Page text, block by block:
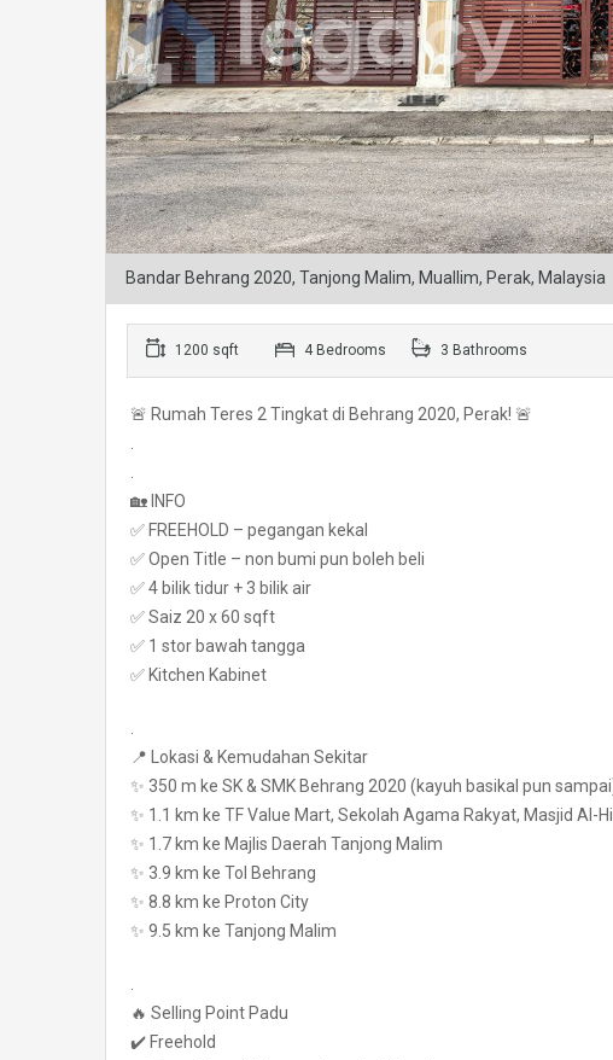
Bandar Behrang 2020, Tanjong Malim, Muallim, Perak, Malaysia
1200 sqft 4 Bedrooms 3 Bathrooms
🚨 Rumah Teres 2 Tingkat di Behrang 2020, Perak! 🚨
🏡 INFO
✅ FREEHOLD – pegangan kekal
✅ Open Title – non bumi pun boleh beli
✅ 4 bilik tidur + 3 bilik air
✅ Saiz 20 x 60 sqft
✅ 1 stor bawah tangga
✅ Kitchen Kabinet
📍 Lokasi & Kemudahan Sekitar
✨ 350 m ke SK & SMK Behrang 2020 (kayuh basikal pun
✨ 1.1 km ke TF Value Mart, Sekolah Agama Rakyat, Masjid Al-
✨ 1.7 km ke Majlis Daerah Tanjong Malim
✨ 3.9 km ke Tol Behrang
✨ 8.8 km ke Proton City
✨ 9.5 km ke Tanjong Malim
🔥 Selling Point Padu
✔️ Freehold